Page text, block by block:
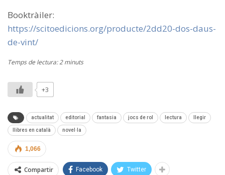
Booktràiler:
https://scitoedicions.org/producte/2dd20-dos-daus-
de-vint/
Temps de lectura: 2 minuts
+3
actualitat editorial fantasia jocs de rol lectura llegir
llibres en català novel·la
1,066
Compartir Facebook Twitter